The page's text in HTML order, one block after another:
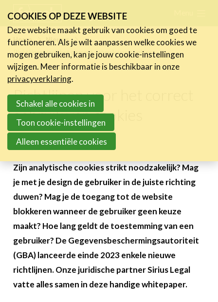
links
Jump
to
navigation
to
main
content
FR NL
Home
Nieuws
Richtlijnen voor het correct gebruik van cookies
Richtlijnen voor het correct
gebruik van cookies
19 januari 2024
Zijn analytische cookies strikt noodzakelijk? Mag
je met je design de gebruiker in de juiste richting
duwen? Mag je de toegang tot de website
blokkeren wanneer de gebruiker geen keuze
maakt? Hoe lang geldt de toestemming van een
gebruiker? De Gegevensbeschermingsautoriteit
(GBA) lanceerde einde 2023 enkele nieuwe
richtlijnen. Onze juridische partner Sirius Legal
vatte alles samen in deze handige whitepaper.
Nieuws
Nieuwsberichten
FeWeb Videos
Jobs in de sector
Activiteiten
Cases
Expertise
Toolbox
Over FeWeb
Lid worden Account
Zoeken
COOKIES OP DEZE WEBSITE
Deze website maakt gebruik van cookies om goed te
functioneren. Als je wilt aanpassen welke cookies we
mogen gebruiken, kan je jouw cookie-instellingen
wijzigen. Meer informatie is beschikbaar in onze
privacyverklaring.
Schakel alle cookies in
Toon cookie-instellingen
Alleen essentiële cookies